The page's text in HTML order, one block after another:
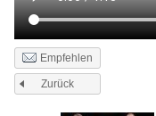
Empfehlen
Zurück